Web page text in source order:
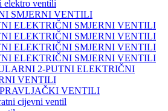
elektro ventili
SMJERNI VENTILI
ELEKTRIČNI SMJERNI VENTILI
ELEKTRIČNI SMJERNI VENTILI
ELEKTRIČNI SMJERNI VENTILI
ELEKTRIČNI SMJERNI VENTILI
2-PUTNI ELEKTRIČNI
VENTILI
VENTILI
cijevni ventil